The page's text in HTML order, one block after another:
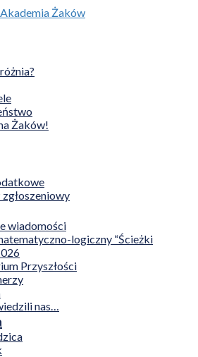
Żaków!
wiadomości
logiczny “Ścieżki
Przyszłości
nas…